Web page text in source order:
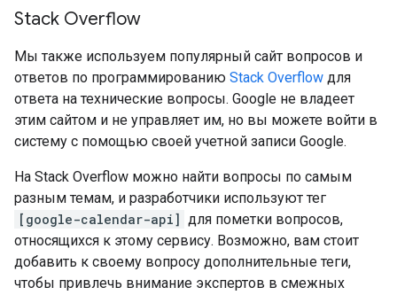
Stack Overflow
Мы также используем популярный сайт вопросов и
ответов по программированию Stack Overflow для
ответа на технические вопросы. Google не владеет
этим сайтом и не управляет им, но вы можете войти в
систему с помощью своей учетной записи Google.
На Stack Overflow можно найти вопросы по самым
разным темам, и разработчики используют тег
[google-calendar-api] для пометки вопросов,
относящихся к этому сервису. Возможно, вам стоит
добавить к своему вопросу дополнительные теги,
чтобы привлечь внимание экспертов в смежных